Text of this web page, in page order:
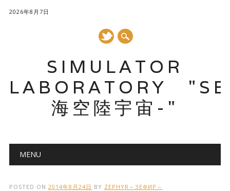
2026年8月7日
SIMULATOR
LABORATORY
海空陸宇宙-"
メインメニュー
MENU
POSTED ON 2014年8月24日 BY ZEPHYR～ЗЕФИР～